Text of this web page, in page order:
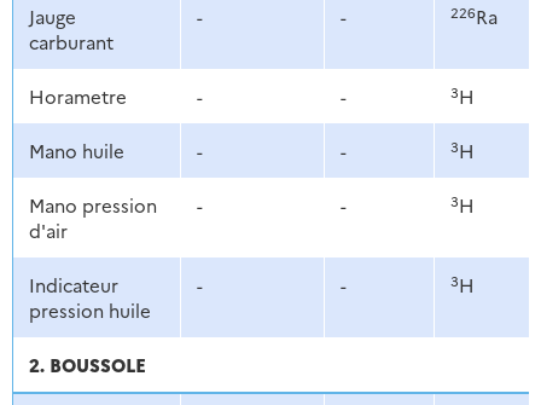
Jauge
carburant
- - 226Ra
Horametre - - 3H
Mano huile - - 3H
Mano pression
d'air
- - 3H
Indicateur
pression huile
- - 3H
2. BOUSSOLE